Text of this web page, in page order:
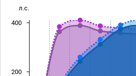
л.с.
200
400